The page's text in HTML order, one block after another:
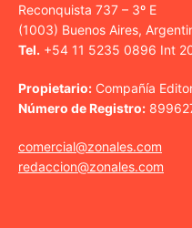
Reconquista 737 – 3º E
(1003) Buenos Aires,
Tel. +54 11 5235 0896 Int
Propietario: Compañía
Número de Registro:
comercial@zonales.com
redaccion@zonales.com